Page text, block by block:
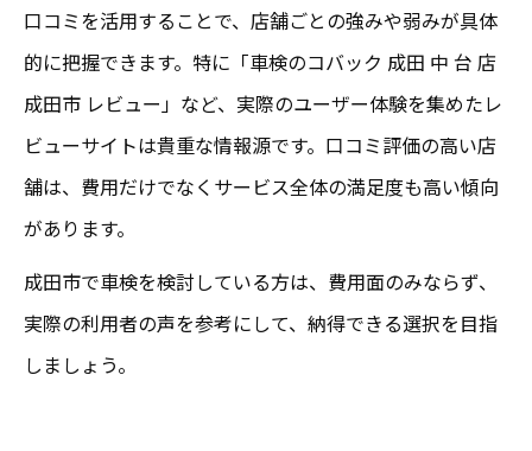
口コミを活用することで、店舗ごとの強みや弱みが具体
的に把握できます。特に「車検のコバック 成田 中 台 店
成田市 レビュー」など、実際のユーザー体験を集めたレ
ビューサイトは貴重な情報源です。口コミ評価の高い店
舗は、費用だけでなくサービス全体の満足度も高い傾向
があります。
成田市で車検を検討している方は、費用面のみならず、
実際の利用者の声を参考にして、納得できる選択を目指
しましょう。